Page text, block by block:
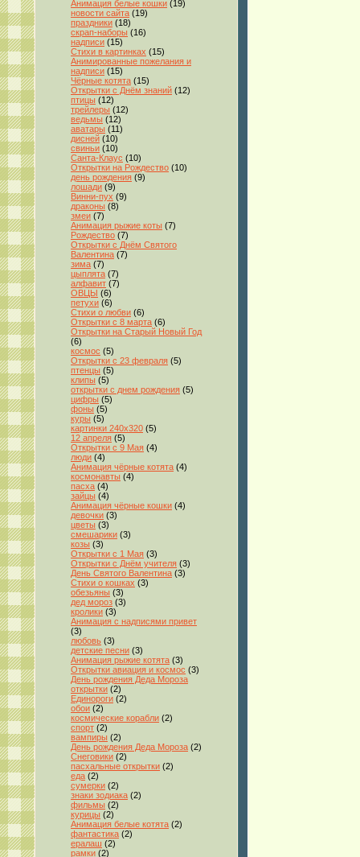
Анимация белые кошки (19)
новости сайта (19)
праздники (18)
скрап-наборы (16)
надписи (15)
Стихи в картинках (15)
Анимированные пожелания и
надписи (15)
Чёрные котята (15)
Открытки с Днём знаний (12)
птицы (12)
трейлеры (12)
ведьмы (12)
аватары (11)
дисней (10)
свиньи (10)
Санта-Клаус (10)
Открытки на Рождество (10)
день рождения (9)
лошади (9)
Винни-пух (9)
драконы (8)
змеи (7)
Анимация рыжие коты (7)
Рождество (7)
Открытки с Днём Святого
Валентина (7)
зима (7)
цыплята (7)
алфавит (7)
ОВЦЫ (6)
петухи (6)
Стихи о любви (6)
Открытки с 8 марта (6)
Открытки на Старый Новый Год
(6)
космос (5)
Открытки с 23 февраля (5)
птенцы (5)
клипы (5)
открытки с днем рождения (5)
цифры (5)
фоны (5)
куры (5)
картинки 240x320 (5)
12 апреля (5)
Открытки с 9 Мая (4)
люди (4)
Анимация чёрные котята (4)
космонавты (4)
пасха (4)
зайцы (4)
Анимация чёрные кошки (4)
девочки (3)
цветы (3)
смешарики (3)
козы (3)
Открытки с 1 Мая (3)
Открытки с Днём учителя (3)
День Святого Валентина (3)
Стихи о кошках (3)
обезьяны (3)
дед мороз (3)
кролики (3)
Анимация с надписями привет
(3)
любовь (3)
детские песни (3)
Анимация рыжие котята (3)
Открытки авиация и космос (3)
День рождения Деда Мороза
открытки (2)
Единороги (2)
обои (2)
космические корабли (2)
спорт (2)
вампиры (2)
День рождения Деда Мороза (2)
Снеговики (2)
пасхальные открытки (2)
еда (2)
сумерки (2)
знаки зодиака (2)
фильмы (2)
курицы (2)
Анимация белые котята (2)
фантастика (2)
ералаш (2)
рамки (2)